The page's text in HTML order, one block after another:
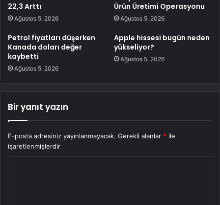
22,3 Arttı
Ağustos 5, 2026
Ürün Üretimi Operasyonu
Ağustos 5, 2026
Petrol fiyatları düşerken
Kanada doları değer
kaybetti
Ağustos 5, 2026
Apple hissesi bugün neden
yükseliyor?
Ağustos 5, 2026
Bir yanıt yazın
E-posta adresiniz yayınlanmayacak. Gerekli alanlar * ile
işaretlenmişlerdir